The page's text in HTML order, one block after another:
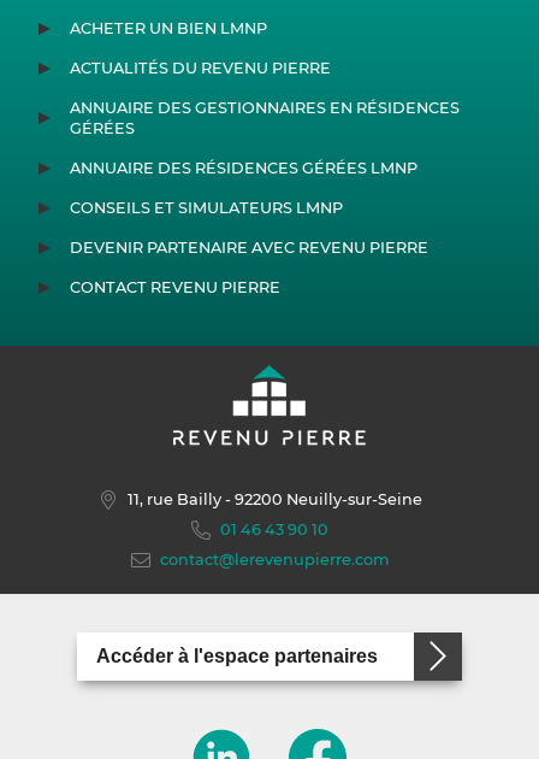
ACHETER UN BIEN LMNP
ACTUALITÉS DU REVENU PIERRE
ANNUAIRE DES GESTIONNAIRES EN RÉSIDENCES
GÉRÉES
ANNUAIRE DES RÉSIDENCES GÉRÉES LMNP
CONSEILS ET SIMULATEURS LMNP
DEVENIR PARTENAIRE AVEC REVENU PIERRE
CONTACT REVENU PIERRE
11, rue Bailly- 92200 Neuilly-sur-Seine
01 46 43 90 10
contact@lerevenupierre.com
Accéder à l'espace partenaires